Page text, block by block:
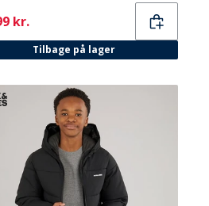
kr.
Tilbage på lager